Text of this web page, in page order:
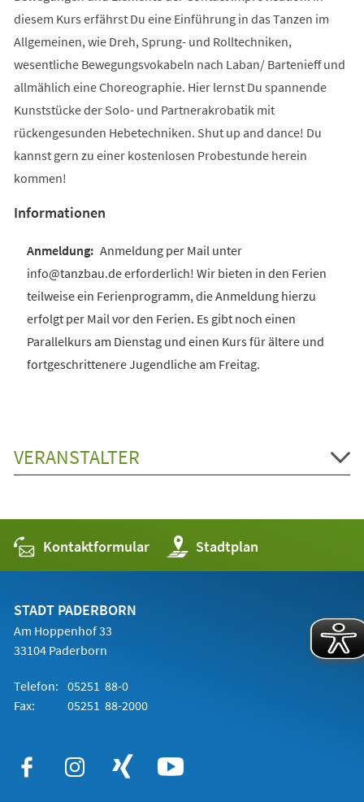
diesem Kurs erfährst Du eine Einführung in das Tanzen im
Allgemeinen, wie Dreh, Sprung- und Rolltechniken,
wesentliche Bewegungsvokabeln nach Laban/ Bartenieff und
allmählich eine Choreographie. Hier lernst Du spannende
Kunststücke der Solo- und Partnerakrobatik mit
rückengesunden Hebetechniken. Shut up and dance! Du
kannst gern zu einer kostenlosen Probestunde herein
kommen!
Informationen
Anmeldung per Mail unter
info@tanzbau.de erforderlich! Wir bieten in den Ferien
teilweise ein Ferienprogramm, die Anmeldung hierzu
erfolgt per Mail vor den Ferien. Es gibt noch einen
Parallelkurs am Dienstag und einen Kurs für ältere und
fortgeschrittenere Jugendliche am Freitag.
VERANSTALTER
Kontaktformular Stadtplan
(Öffnet
in
einem
STADT PADERBORN
Am Hoppenhof 33
33104 Paderborn
Telefon: 05251 88-0
Fax:
05251 88-2000